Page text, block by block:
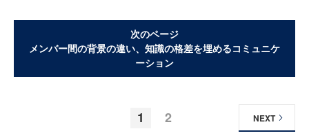
次のページ
メンバー間の背景の違い、知識の格差を埋めるコミュニケ
ーション
1 2 NEXT